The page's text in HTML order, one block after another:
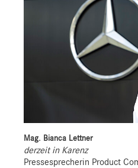
Mag. Bianca Lettner
derzeit in Karenz
Pressesprecherin Product